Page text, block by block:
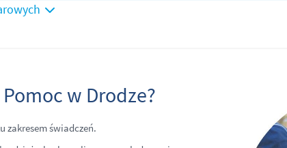
w Drodze?
zakresem świadczeń.